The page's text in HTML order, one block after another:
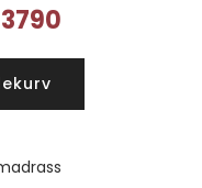
3790Nåværende
kr3790.